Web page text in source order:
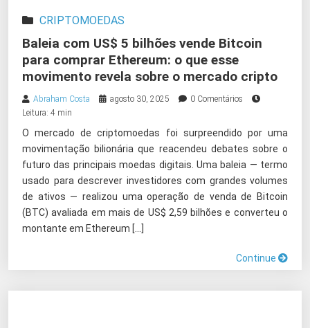
CRIPTOMOEDAS
Baleia com US$ 5 bilhões vende Bitcoin
para comprar Ethereum: o que esse
movimento revela sobre o mercado cripto
Abraham Costa agosto 30, 2025
0 Comentários
Leitura: 4 min
O mercado de criptomoedas foi surpreendido por uma
movimentação bilionária que reacendeu debates sobre o
futuro das principais moedas digitais. Uma baleia — termo
usado para descrever investidores com grandes volumes
de ativos — realizou uma operação de venda de Bitcoin
(BTC) avaliada em mais de US$ 2,59 bilhões e converteu o
montante em Ethereum […]
Continue